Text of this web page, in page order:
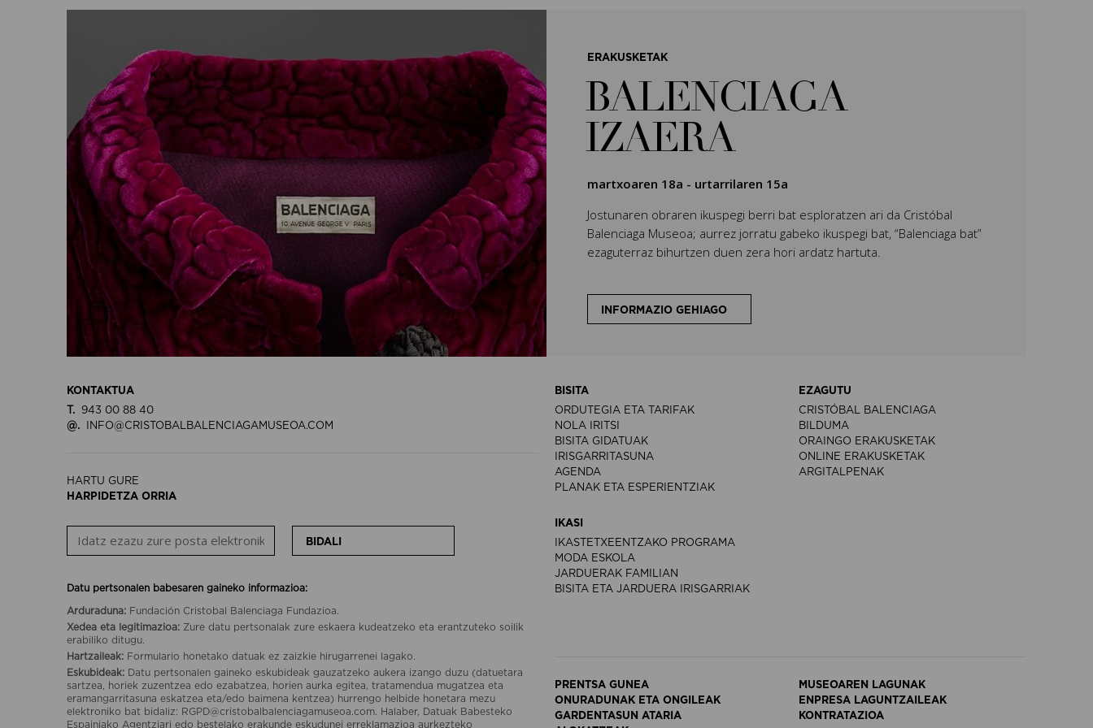
ERAKUSKETAK
BALENCIAGA
IZAERA
martxoaren 18a - urtarrilaren 15a
Jostunaren obraren ikuspegi berri bat esploratzen ari da Cristóbal
Balenciaga Museoa; aurrez jorratu gabeko ikuspegi bat, “Balenciaga bat”
ezaguterraz bihurtzen duen zera hori ardatz hartuta.
INFORMAZIO GEHIAGO
KONTAKTUA
T.
943 00 88 40
@.
INFO@CRISTOBALBALENCIAGAMUSEOA.COM
HARTU GURE
HARPIDETZA ORRIA
BIDALI
Datu pertsonalen babesaren gaineko informazioa:
Arduraduna: Fundación Cristobal Balenciaga Fundazioa.
Xedea eta legitimazioa: Zure datu pertsonalak zure eskaera kudeatzeko eta erantzuteko soilik
erabiliko ditugu.
Hartzaileak: Formulario honetako datuak ez zaizkie hirugarrenei lagako.
Eskubideak: Datu pertsonalen gaineko eskubideak gauzatzeko aukera izango duzu (datuetara
sartzea, horiek zuzentzea edo ezabatzea, horien aurka egitea, tratamendua mugatzea eta
eramangarritasuna eskatzea eta/edo baimena kentzea) hurrengo helbide honetara mezu
elektroniko bat bidaliz: RGPD@cristobalbalenciagamuseoa.com. Halaber, Datuak Babesteko
Espainiako Agentziari edo bestelako erakunde eskudunei erreklamazioa aurkezteko
BISITA
ORDUTEGIA ETA TARIFAK
NOLA IRITSI
BISITA GIDATUAK
IRISGARRITASUNA
AGENDA
PLANAK ETA ESPERIENTZIAK
EZAGUTU
CRISTÓBAL BALENCIAGA
BILDUMA
ORAINGO ERAKUSKETAK
ONLINE ERAKUSKETAK
ARGITALPENAK
IKASI
IKASTETXEENTZAKO PROGRAMA
MODA ESKOLA
JARDUERAK FAMILIAN
BISITA ETA JARDUERA IRISGARRIAK
PRENTSA GUNEA
MUSEOAREN LAGUNAK
ONURADUNAK ETA ONGILEAK
ENPRESA LAGUNTZAILEAK
GARDENTASUN ATARIA
KONTRATAZIOA